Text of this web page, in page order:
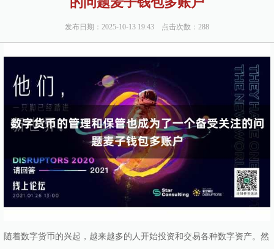
发布日期：2025-10-13 19:43 点击次数：288
随着数字货币的兴起，越来越多的人开始投资和交易各种数字资产。然